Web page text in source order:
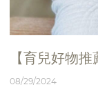
【育兒好物
08/29/2024